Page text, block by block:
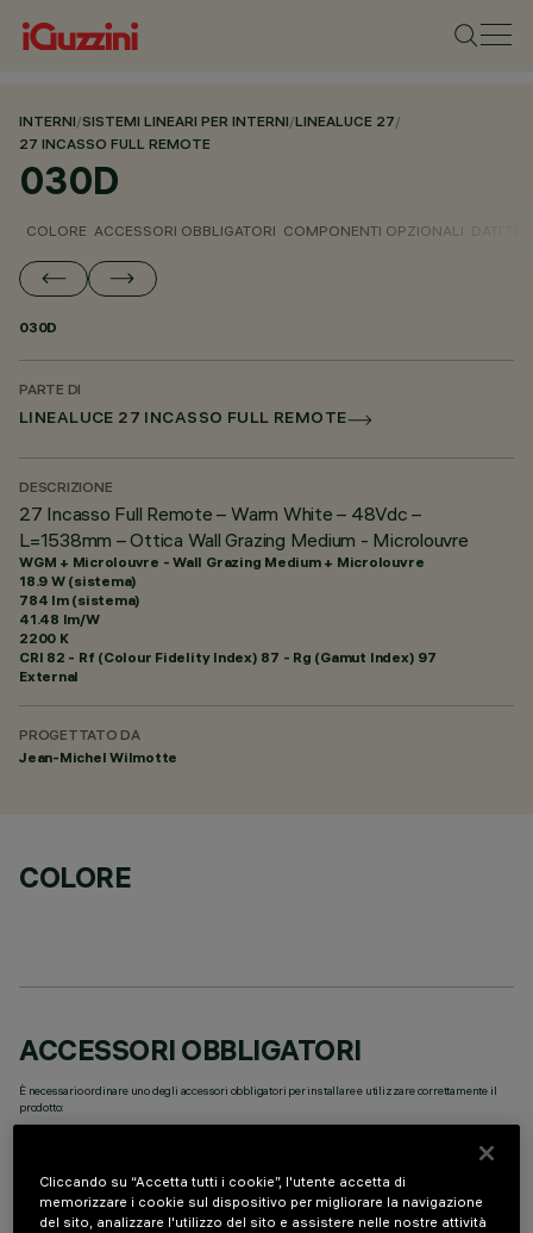
INTERNI/SISTEMI LINEARI PER INTERNI/LINEALUCE 27/
27 INCASSO FULL REMOTE
030D
COLORE ACCESSORI OBBLIGATORI COMPONENTI OPZIONALI
030D
PARTE DI
LINEALUCE 27 INCASSO FULL REMOTE
DESCRIZIONE
27 Incasso Full Remote – Warm White – 48Vdc –
L=1538mm – Ottica Wall Grazing Medium - Microlouvre
WGM + Microlouvre - Wall Grazing Medium + Microlouvre
18.9 W (sistema)
784 lm (sistema)
41.48 lm/W
2200 K
CRI 82 - Rf (Colour Fidelity Index) 87 - Rg (Gamut Index) 97
External
PROGETTATO DA
Jean-Michel Wilmotte
COLORE
ACCESSORI OBBLIGATORI
È necessario ordinare uno degli accessori obbligatori per installare e utilizzare correttamente il
prodotto:
Cliccando su “Accetta tutti i cookie”, l'utente accetta di
memorizzare i cookie sul dispositivo per migliorare la navigazione
del sito, analizzare l'utilizzo del sito e assistere nelle nostre attività